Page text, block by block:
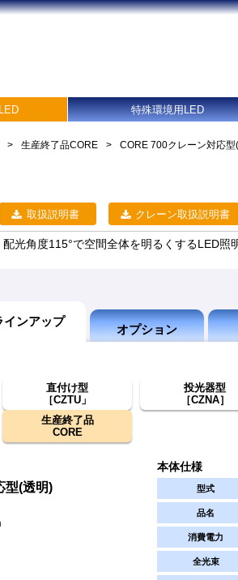
特殊環境用LED
> 生産終了品CORE > CORE 700クレーン対応型
取扱説明書 クレーン取扱説明書
光角度115°で空間全体を明るくするLED照明
インアップ
オプション
直付け型
［CZTU」
投光器型
［CZNA］
生産終了品
CORE
型(透明)
本体仕様
型式
品名
消費電力
全光束